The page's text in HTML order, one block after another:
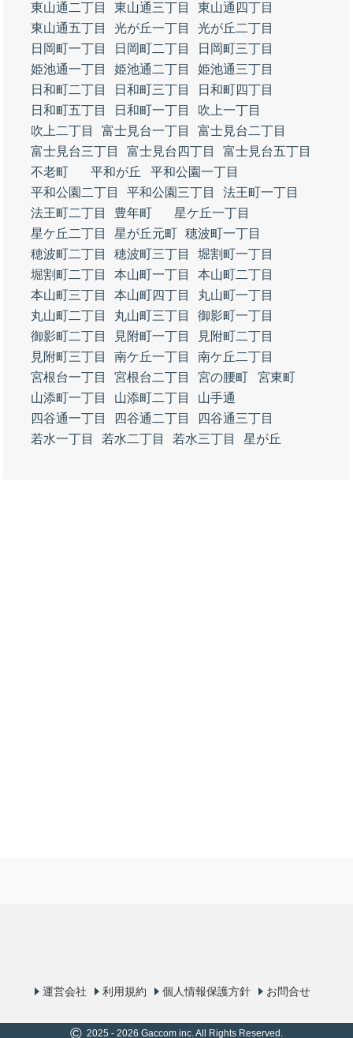
東山通二丁目
東山通三丁目
東山通四丁目
東山通五丁目
光が丘一丁目
光が丘二丁目
日岡町一丁目
日岡町二丁目
日岡町三丁目
姫池通一丁目
姫池通二丁目
姫池通三丁目
日和町二丁目
日和町三丁目
日和町四丁目
日和町五丁目
日和町一丁目
吹上一丁目
吹上二丁目
富士見台一丁目
富士見台二丁目
富士見台三丁目
富士見台四丁目
富士見台五丁目
不老町
平和が丘
平和公園一丁目
平和公園二丁目
平和公園三丁目
法王町一丁目
法王町二丁目
豊年町
星ケ丘一丁目
星ケ丘二丁目
星が丘元町 穂波町一丁目
穂波町二丁目
穂波町三丁目
堀割町一丁目
堀割町二丁目
本山町一丁目
本山町二丁目
本山町三丁目
本山町四丁目
丸山町一丁目
丸山町二丁目
丸山町三丁目
御影町一丁目
御影町二丁目
見附町一丁目
見附町二丁目
見附町三丁目
南ケ丘一丁目
南ケ丘二丁目
宮根台一丁目
宮根台二丁目 宮の腰町
宮東町
山添町一丁目
山添町二丁目
山手通
四谷通一丁目
四谷通二丁目
四谷通三丁目
若水一丁目
若水二丁目 若水三丁目 星が丘
運営会社 利用規約 個人情報保護方針 お問合せ
© 2025 - 2026 Gaccom inc. All Rights Reserved.